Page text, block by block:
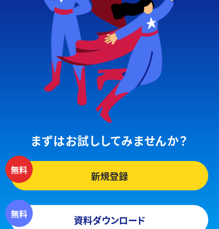
まずはお試ししてみませんか？
新規登録
資料ダウンロード